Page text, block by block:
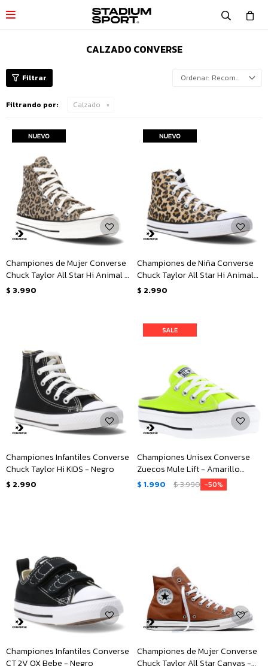

CALZADO CONVERSE
Recomendados
Filtrando por: Calzado
Championes de Mujer Converse
Chuck Taylor All Star Hi Animal -
Animal Print
$ 3.990
Championes de Niña Converse
Chuck Taylor All Star Hi Animal
Junior - Animal Print
$ 2.990
Championes Infantiles Converse
Chuck Taylor Hi KIDS - Negro
$ 2.990
Championes Unisex Converse
Zuecos Mule Lift - Amarillo
Limón
$ 1.990 $3.990 50
Championes Infantiles Converse
CT 2V OX Bebe - Negro
Championes de Mujer Converse
Chuck Taylor All Star Canvas -